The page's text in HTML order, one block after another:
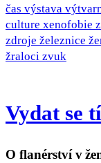
čas výstava
culture xenofobie
zdroje železnice
žraloci zvuk
Vydat se
O flanérství v